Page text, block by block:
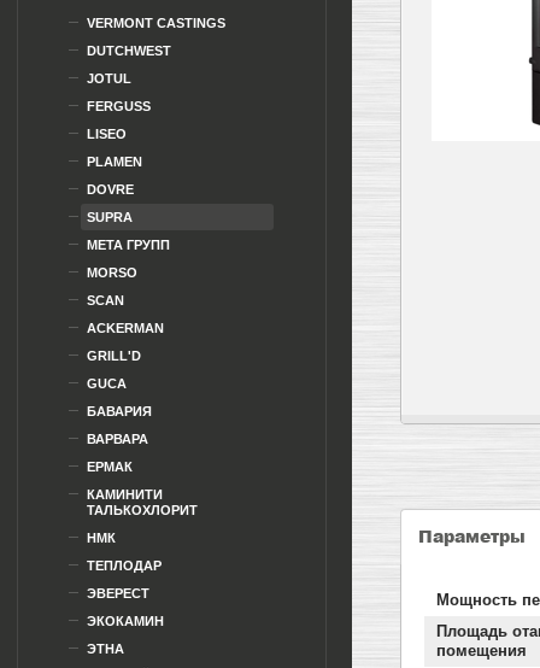
Параметры
Мощность
Площадь
помещения
VERMONT CASTINGS
DUTCHWEST
JOTUL
FERGUSS
LISEO
PLAMEN
DOVRE
SUPRA
МЕТА ГРУПП
MORSO
SCAN
ACKERMAN
GRILL'D
GUCA
БАВАРИЯ
ВАРВАРА
ЕРМАК
КАМИНИТИ
ТАЛЬКОХЛОРИТ
НМК
ТЕПЛОДАР
ЭВЕРЕСТ
ЭКОКАМИН
ЭТНА